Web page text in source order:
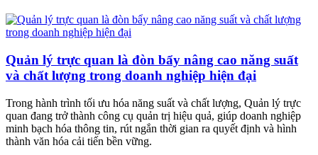
Quản lý trực quan là đòn bẩy nâng cao năng suất
và chất lượng trong doanh nghiệp hiện đại
Trong hành trình tối ưu hóa năng suất và chất lượng, Quản lý trực
quan đang trở thành công cụ quản trị hiệu quả, giúp doanh nghiệp
minh bạch hóa thông tin, rút ngắn thời gian ra quyết định và hình
thành văn hóa cải tiến bền vững.